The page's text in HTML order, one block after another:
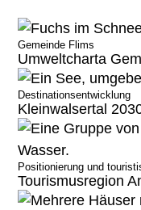
Emotionale
Strategieberatung
Immobilien
Hospitality
Tourismus,
Gemeinde Flims
Umweltcharta
Destinationsentwicklung
Kleinwalsertal
Positionierung und
Tourismusregion